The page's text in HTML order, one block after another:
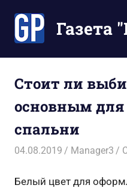
содержимомуГазета
экономят
Ваше
время
Стоит ли
основным для
спальни
04.08.2019 Manager3
Белый цвет для